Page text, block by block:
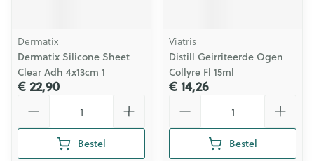
Dermatix
Dermatix Silicone Sheet
Clear Adh 4x13cm 1
€ 22,90
Bestel
Viatris
Distill Geirriteerde Ogen
Collyre Fl 15ml
€ 14,26
Bestel